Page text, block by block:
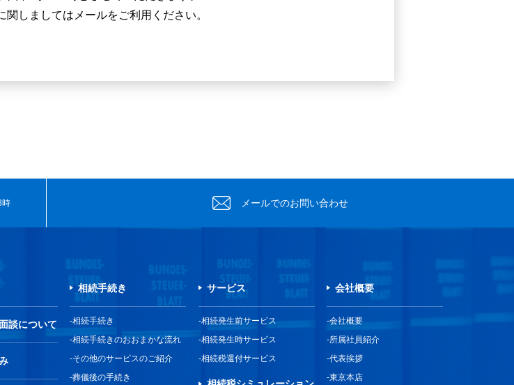
関しましてはメールをご利用ください。
時 メールでのお問い合わせ
談について
相続手続き
相続手続き
相続手続きのおおまかな流れ
その他のサービスのご紹介
葬儀後の手続き
サービス
相続発生前サービス
相続発生時サービス
相続税還付サービス
会社概要
会社概要
所属社員紹介
代表挨拶
東京本店